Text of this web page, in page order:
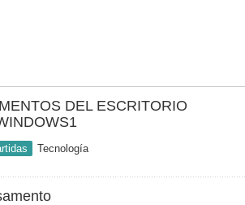
DEL ESCRITORIO
Tecnología